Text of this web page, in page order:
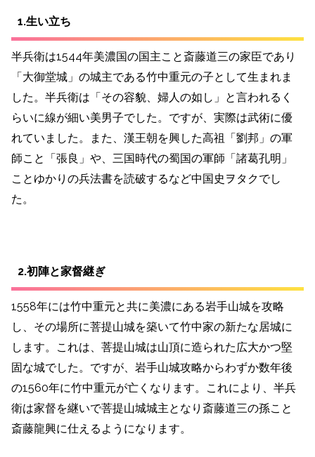
1.生い立ち
半兵衛は1544年美濃国の国主こと斎藤道三の家臣であり
「大御堂城」の城主である竹中重元の子として生まれま
した。半兵衛は「その容貌、婦人の如し」と言われるく
らいに線が細い美男子でした。ですが、実際は武術に優
れていました。
また、漢王朝を興した高祖「劉邦」の軍
師こと「張良」や、三国時代の蜀国の軍師「諸葛孔明」
ことゆかりの兵法書を読破するなど中国史ヲタクでし
た。
2.初陣と家督継ぎ
1558年には竹中重元と共に美濃にある岩手山城を攻略
し、その場所に菩提山城を築いて竹中家の新たな居城に
します。これは、菩提山城は山頂に造られた広大かつ堅
固な城でした。 ですが、岩手山城攻略からわずか数年後
の1560年に竹中重元が亡くなります。 これにより、半兵
衛は家督を継いで菩提山城城主となり斎藤道三の孫こと
斎藤龍興に仕えるようになります。